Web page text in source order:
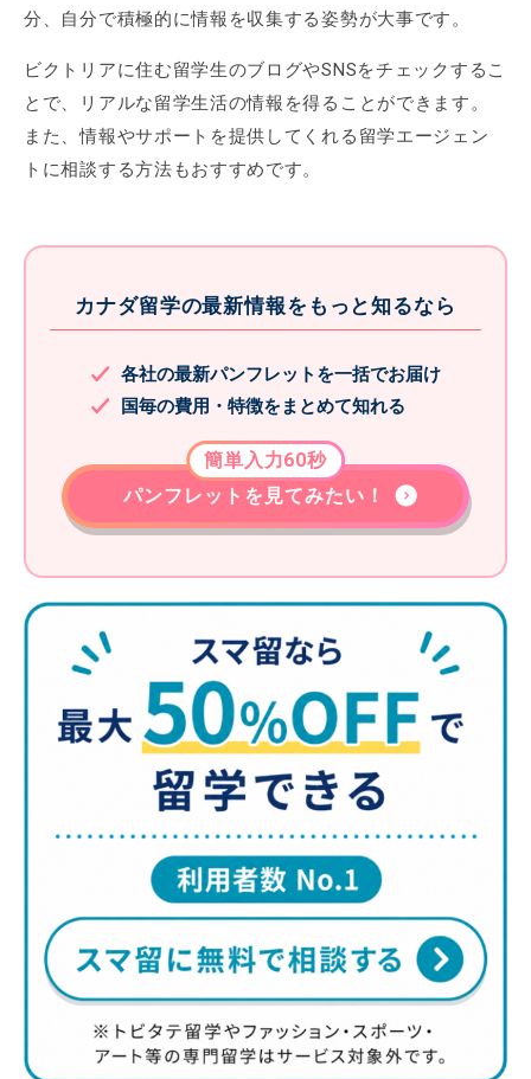
分、自分で積極的に情報を収集する姿勢が大事です。
ビクトリアに住む留学生のブログやSNSをチェックするこ
とで、リアルな留学生活の情報を得ることができます。
また、情報やサポートを提供してくれる留学エージェン
トに相談する方法もおすすめです。
カナダ留学の最新情報をもっと知るなら
各社の最新パンフレットを一括でお届け
国毎の費用・特徴をまとめて知れる
パンフレットを見てみたい！
簡単入力60秒